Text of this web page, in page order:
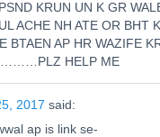
KRUN UN K GR
ACHE NH ATE OR BHT
BTAEN AP HR WAZIFE
HELP ME
2017 said:
ap is link se-